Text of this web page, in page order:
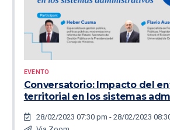
EVENTO
Conversatorio: Impacto del
territorial en los sistemas
28/02/2023 07:30 pm - 28/02/2023